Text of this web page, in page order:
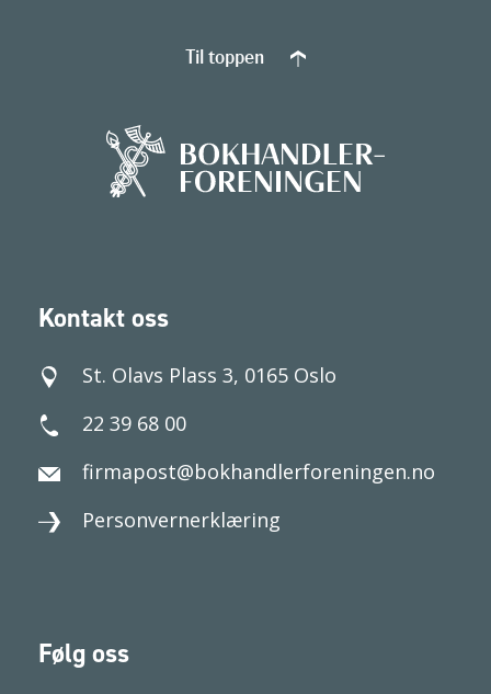
Kontakt oss
St. Olavs Plass 3, 0165 Oslo
22 39 68 00
firmapost@bokhandlerforeningen.no
Personvernerklæring
Følg oss
Til toppen